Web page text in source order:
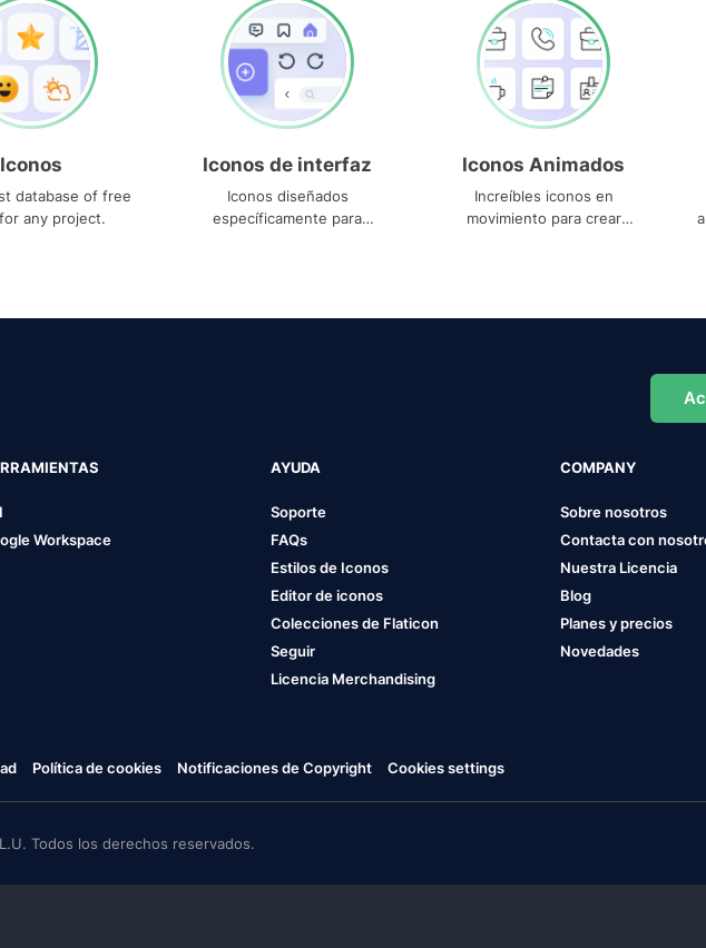
Iconos
database of free
any project.
Iconos de interfaz
Iconos diseñados
específicamente para
Iconos Animados
Increíbles iconos en
movimiento para crear
Workspace
AYUDA
Soporte
FAQs
Estilos de Iconos
Editor de iconos
Colecciones de Flaticon
Seguir
Licencia Merchandising
COMPANY
Sobre nosotros
Contacta con
Nuestra Licencia
Blog
Planes y precios
Novedades
Política de cookies Notificaciones de Copyright Cookies settings
Todos los derechos reservados.